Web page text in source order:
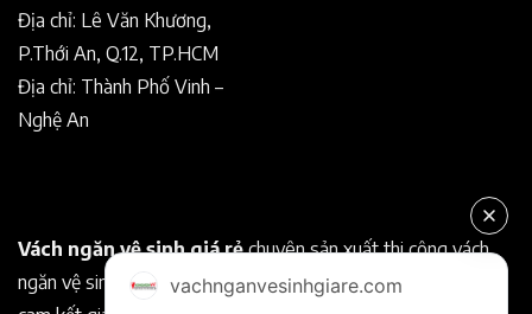
Địa chỉ: Lê Văn Khương,
P.Thới An, Q.12, TP.HCM
Địa chỉ: Thành Phố Vinh –
Nghệ An
Vách ngăn vệ sinh giá rẻchuyên sản xuất thi công vách
ngăn vệ sinh Compact chất lượng tốt. Chuyên nghiệp, uy tín
vachnganvesinhgiare.com